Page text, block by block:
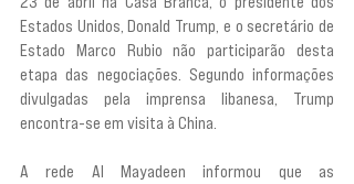
Estados Unidos, Donald Trump, e o secretário de
Estado Marco Rubio não participarão desta
etapa das negociações. Segundo informações
divulgadas pela imprensa libanesa, Trump
encontra-se em visita à China.
A rede Al Mayadeen informou que as